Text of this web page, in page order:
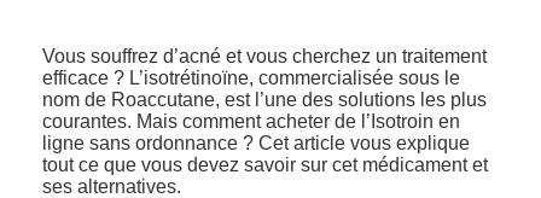
Vous souffrez d’acné et vous cherchez un traitement
efficace ? L’isotrétinoïne, commercialisée sous le
nom de Roaccutane, est l’une des solutions les plus
courantes. Mais comment acheter de l’Isotroin en
ligne sans ordonnance ? Cet article vous explique
tout ce que vous devez savoir sur cet médicament et
ses alternatives.